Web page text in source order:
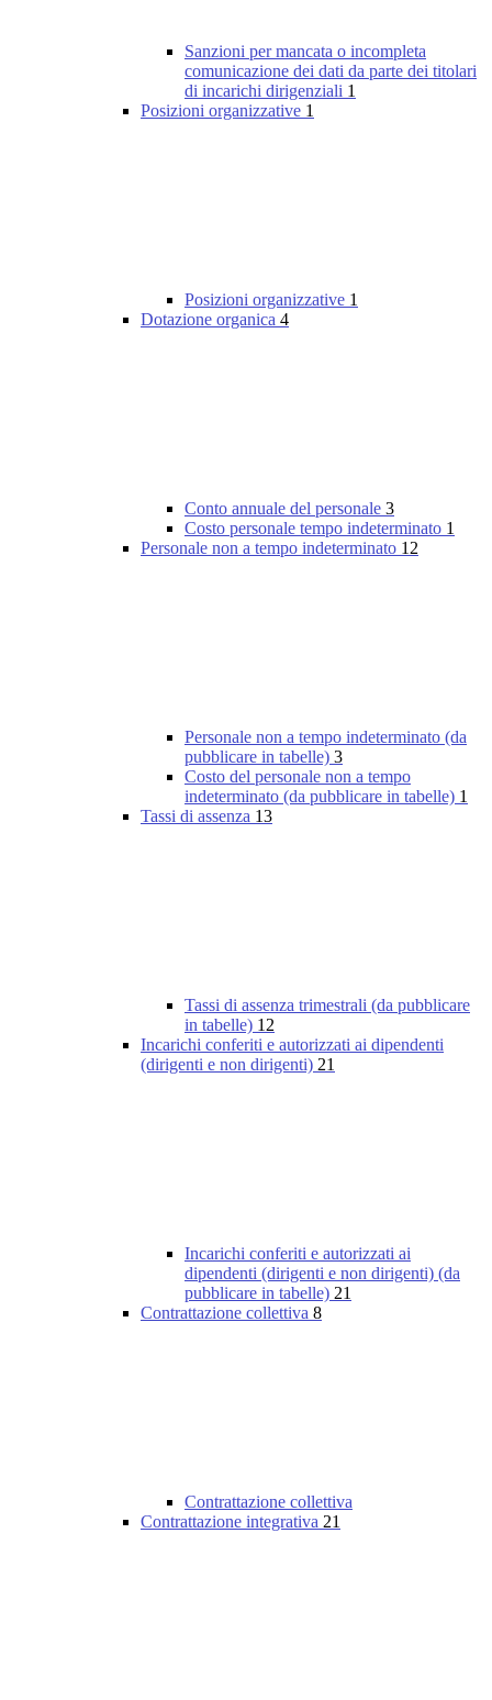
Sanzioni per mancata o incompleta
comunicazione dei dati da parte dei titolari
di incarichi dirigenziali 1
Posizioni organizzative 1
Posizioni organizzative 1
Dotazione organica 4
Conto annuale del personale 3
Costo personale tempo indeterminato 1
Personale non a tempo indeterminato 12
Personale non a tempo indeterminato (da
pubblicare in tabelle) 3
Costo del personale non a tempo
indeterminato (da pubblicare in tabelle) 1
Tassi di assenza 13
Tassi di assenza trimestrali (da pubblicare
in tabelle) 12
Incarichi conferiti e autorizzati ai dipendenti
(dirigenti e non dirigenti) 21
Incarichi conferiti e autorizzati ai
dipendenti (dirigenti e non dirigenti) (da
pubblicare in tabelle) 21
Contrattazione collettiva 8
Contrattazione collettiva
Contrattazione integrativa 21